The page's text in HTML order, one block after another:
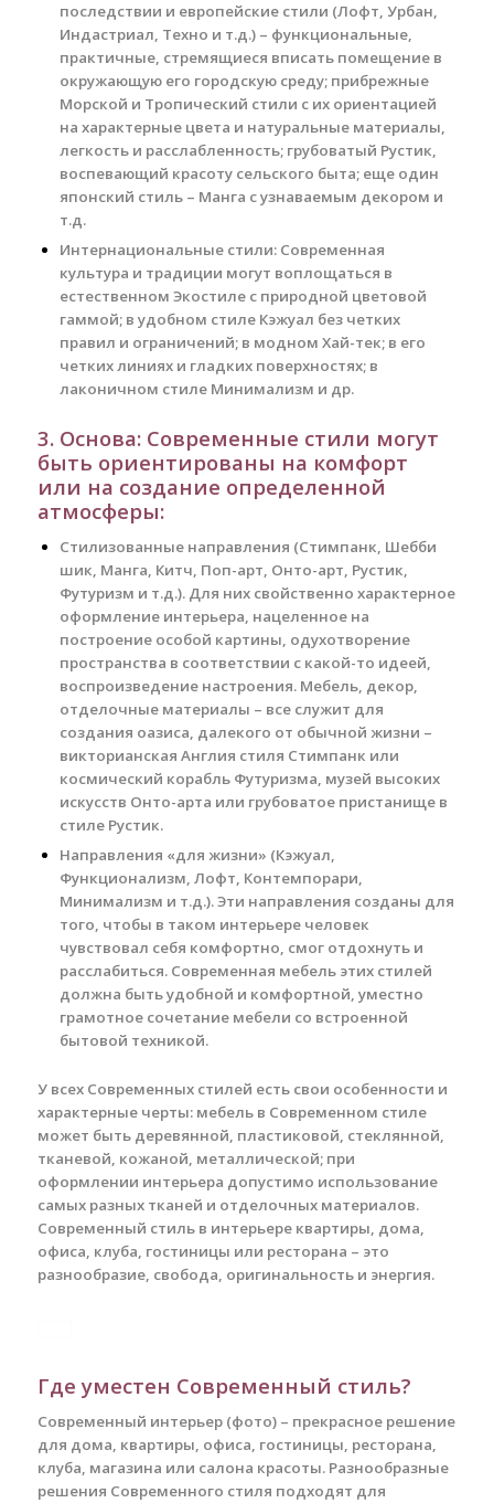
последствии и европейские стили (Лофт, Урбан,
Индастриал, Техно и т.д.) – функциональные,
практичные, стремящиеся вписать помещение в
окружающую его городскую среду; прибрежные
Морской и Тропический стили с их ориентацией
на характерные цвета и натуральные материалы,
легкость и расслабленность; грубоватый Рустик,
воспевающий красоту сельского быта; еще один
японский стиль – Манга с узнаваемым декором и
т.д.
Интернациональные стили: Современная
культура и традиции могут воплощаться в
естественном Экостиле с природной цветовой
гаммой; в удобном стиле Кэжуал без четких
правил и ограничений; в модном Хай-тек; в его
четких линиях и гладких поверхностях; в
лаконичном стиле Минимализм и др.
3. Основа: Современные стили могут
быть ориентированы на комфорт
или на создание определенной
атмосферы:
Стилизованные направления (Стимпанк, Шебби
шик, Манга, Китч, Поп-арт, Онто-арт, Рустик,
Футуризм и т.д.). Для них свойственно характерное
оформление интерьера, нацеленное на
построение особой картины, одухотворение
пространства в соответствии с какой-то идеей,
воспроизведение настроения. Мебель, декор,
отделочные материалы – все служит для
создания оазиса, далекого от обычной жизни –
викторианская Англия стиля Стимпанк или
космический корабль Футуризма, музей высоких
искусств Онто-арта или грубоватое пристанище в
стиле Рустик.
Направления «для жизни» (Кэжуал,
Функционализм, Лофт, Контемпорари,
Минимализм и т.д.). Эти направления созданы для
того, чтобы в таком интерьере человек
чувствовал себя комфортно, смог отдохнуть и
расслабиться. Современная мебель этих стилей
должна быть удобной и комфортной, уместно
грамотное сочетание мебели со встроенной
бытовой техникой.
У всех Современных стилей есть свои особенности и
характерные черты: мебель в Современном стиле
может быть деревянной, пластиковой, стеклянной,
тканевой, кожаной, металлической; при
оформлении интерьера допустимо использование
самых разных тканей и отделочных материалов.
Современный стиль в интерьере квартиры, дома,
офиса, клуба, гостиницы или ресторана – это
разнообразие, свобода, оригинальность и энергия.
Где уместен Современный стиль?
Современный интерьер (фото) – прекрасное решение
для дома, квартиры, офиса, гостиницы, ресторана,
клуба, магазина или салона красоты. Разнообразные
решения Современного стиля подходят для